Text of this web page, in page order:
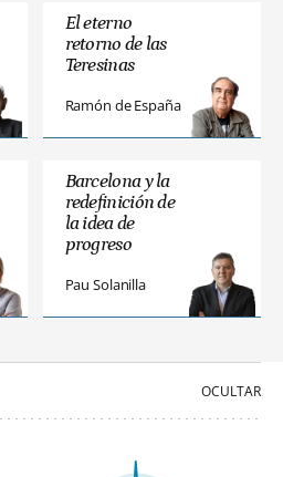
El eterno
retorno de las
Teresinas
Ramón de España
Barcelona y la
redefinición de
la idea de
progreso
Pau Solanilla